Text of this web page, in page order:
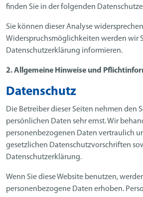
finden Sie in der folgenden
Sie können dieser Analyse
Widerspruchsmöglichkeiten werden wir
Datenschutzerklärung informieren.
2. Allgemeine Hinweise und
Datenschutz
Die Betreiber dieser Seiten nehmen den
persönlichen Daten sehr ernst. Wir
personenbezogenen Daten vertraulich
gesetzlichen Datenschutzvorschriften
Datenschutzerklärung.
Wenn Sie diese Website benutzen,
personenbezogene Daten erhoben.